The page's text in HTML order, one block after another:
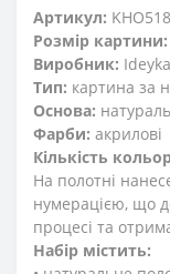
Артикул:
Розмір картини:
Виробник: Ideyka
Тип: картина за
Основа:
Фарби: акрилові
Кількість
На полотні
нумерацією, що
процесі та
Набір містить: